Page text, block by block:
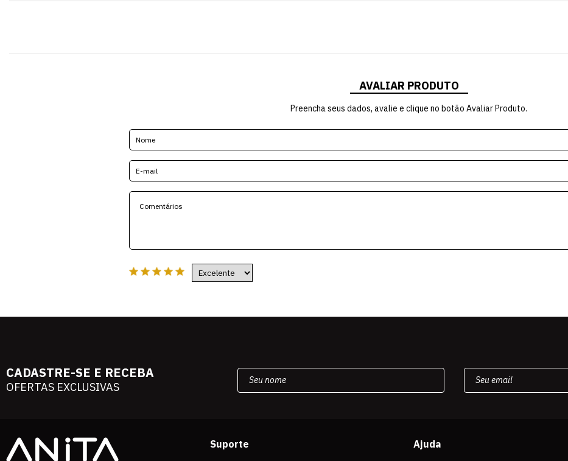
AVALIAR PRODUTO
Preencha seus dados, avalie e clique no botão Avaliar Produto.
CADASTRE-SE E RECEBA
OFERTAS EXCLUSIVAS
Suporte
Ajuda